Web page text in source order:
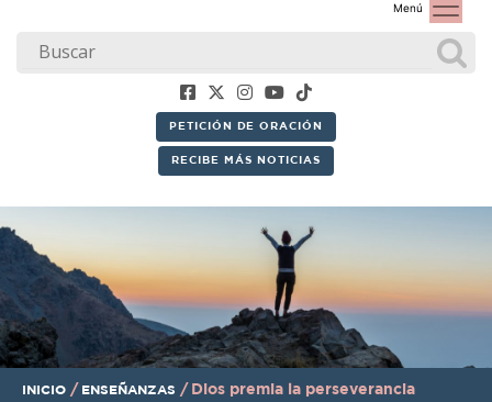
Menú
PETICIÓN DE ORACIÓN
RECIBE MÁS NOTICIAS
INICIO / ENSEÑANZAS / Dios premia la perseverancia